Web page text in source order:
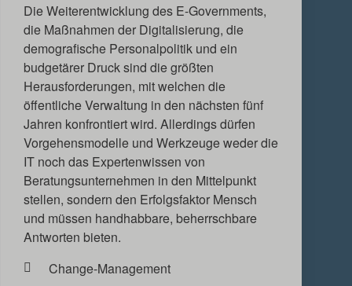
Die Weiterentwicklung des E-Governments,
die Maßnahmen der Digitalisierung, die
demografische Personalpolitik und ein
budgetärer Druck sind die größten
Herausforderungen, mit welchen die
öffentliche Verwaltung in den nächsten fünf
Jahren konfrontiert wird. Allerdings dürfen
Vorgehensmodelle und Werkzeuge weder die
IT noch das Expertenwissen von
Beratungsunternehmen in den Mittelpunkt
stellen, sondern den Erfolgsfaktor Mensch
und müssen handhabbare, beherrschbare
Antworten bieten.
Change-Management